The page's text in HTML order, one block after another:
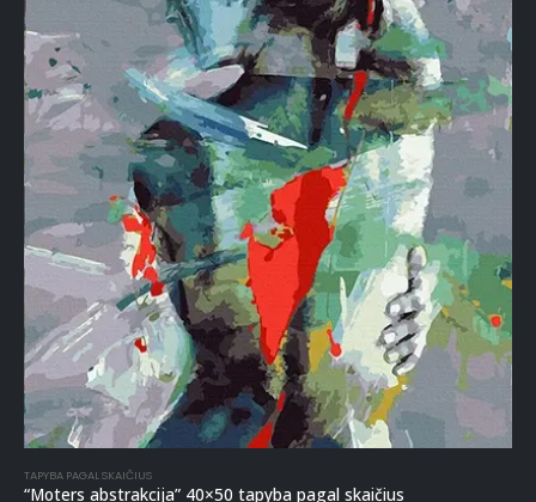
TAPYBA PAGAL SKAIČIUS
“Moters abstrakcija” 40×50 tapyba pagal skaičius